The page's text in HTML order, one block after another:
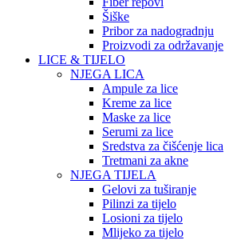
Šiške
Pribor za nadogradnju
Proizvodi za održavanje
LICE & TIJELO
NJEGA LICA
Ampule za lice
Kreme za lice
Maske za lice
Serumi za lice
Sredstva za čišćenje lica
Tretmani za akne
NJEGA TIJELA
Gelovi za tuširanje
Pilinzi za tijelo
Losioni za tijelo
Mlijeko za tijelo